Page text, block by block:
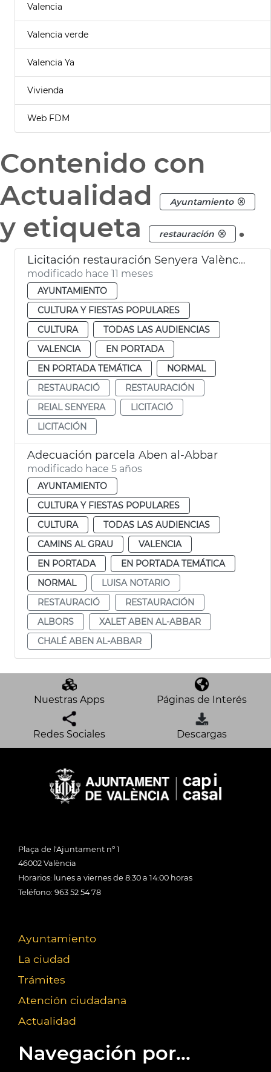
Valencia
Valencia verde
Valencia Ya
Vivienda
Web FDM
Contenido con
Actualidad
Ayuntamiento
y etiqueta restauración .
Licitación restauración Senyera València 1545
modificado hace 11 meses
AYUNTAMIENTO
CULTURA Y FIESTAS POPULARES
CULTURA
TODAS LAS AUDIENCIAS
VALENCIA
EN PORTADA
EN PORTADA TEMÁTICA
NORMAL
RESTAURACIÓ
RESTAURACIÓN
REIAL SENYERA
LICITACIÓ
LICITACIÓN
Adecuación parcela Aben al-Abbar
modificado hace 5 años
AYUNTAMIENTO
CULTURA Y FIESTAS POPULARES
CULTURA
TODAS LAS AUDIENCIAS
CAMINS AL GRAU
VALENCIA
EN PORTADA
EN PORTADA TEMÁTICA
NORMAL
LUISA NOTARIO
RESTAURACIÓ
RESTAURACIÓN
ALBORS
XALET ABEN AL-ABBAR
CHALÉ ABEN AL-ABBAR
Nuestras Apps Páginas de Interés
Redes Sociales Descargas
Plaça de l'Ajuntament nº 1
46002 València
Horarios: lunes a viernes de 8:30 a 14:00 horas
Teléfono: 963 52 54 78
Ayuntamiento
La ciudad
Trámites
Atención ciudadana
Actualidad
Navegación por...